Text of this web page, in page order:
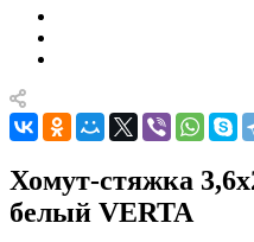
Хомут-стяжка
белый VERTA